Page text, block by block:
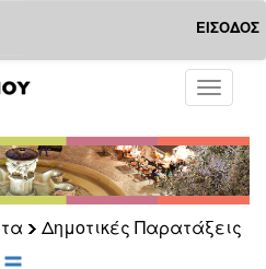
ΕΙΣΟΔΟΣ
Toggle
Δημοτικές Παρατάξεις